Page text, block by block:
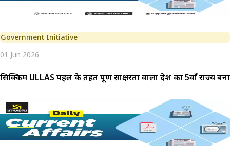
Government Initiative
01 Jun 2026
सिक्किम ULLAS पहल के तहत पूर्ण साक्षरता वाला देश का 5वाँ राज्य बना